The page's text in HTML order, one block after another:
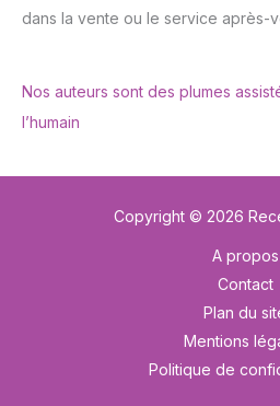
dans la vente ou le service après-
Nos auteurs sont des plumes
l’humain
Copyright © 2026
A propos
Contact
Plan du
Mentions
Politique de